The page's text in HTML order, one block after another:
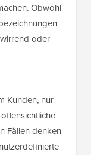
Obwohl
oder
Kunden, nur
Fällen denken